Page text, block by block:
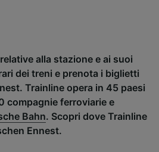
alla stazione e ai suoi
dei treni e prenota i biglietti
Trainline opera in 45 paesi
compagnie ferroviarie e
Bahn. Scopri dove Trainline
Ennest.